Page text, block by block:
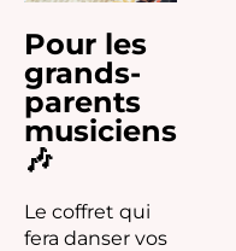
Pour les
grands-
parents
musiciens
🎶
Le coffret qui
fera danser vos